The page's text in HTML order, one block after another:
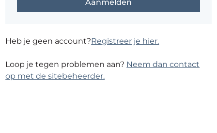
Heb je geen account?Registreer je hier.
Loop je tegen problemen aan? Neem dan contact
op met de sitebeheerder.